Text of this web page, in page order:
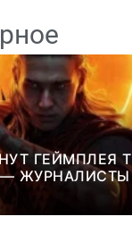
ГЕЙМПЛЕЯ
—
ИГРЫ ОТ